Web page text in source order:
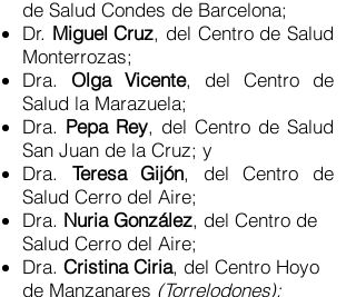
de Salud Condes de Barcelona;
Dr. Miguel Cruz, del Centro de Salud
Monterrozas;
Dra. Olga Vicente, del Centro de
Salud la Marazuela;
Dra. Pepa Rey, del Centro de Salud
San Juan de la Cruz; y
Dra. Teresa Gijón, del Centro de
Salud Cerro del Aire;
Dra. Nuria González, del Centro de
Salud Cerro del Aire;
Dra. Cristina Ciria, del Centro Hoyo
de Manzanares (Torrelodones);